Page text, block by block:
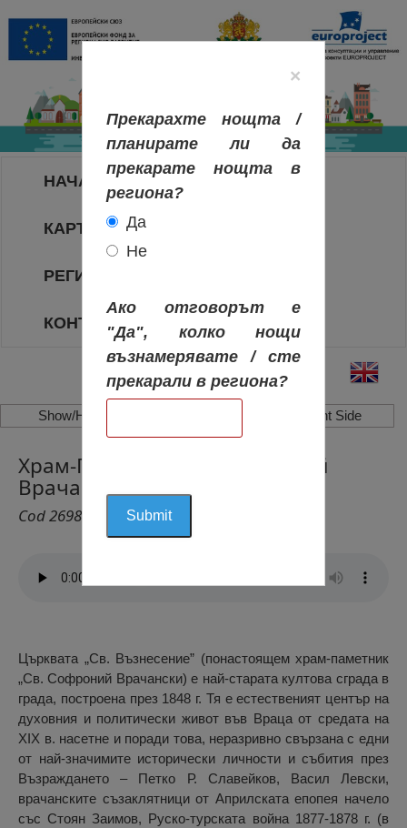
НАЧАЛО
КАРТА НА РЕГИОНИТЕ
РЕГИОНИ
КОНТАКТИ
Show/Hide Left Side Show/Hide Right Side
Храм-Паметник “Св. Софроний
Врачански”, Враца
Cod 2698
Църквата „Св. Възнесение” (понастоящем храм-паметник
„Св. Софроний Врачански) е най-старата култова сграда в
града, построена през 1848 г. Тя е естественият център на
духовния и политически живот във Враца от средата на
ХІХ в. насетне и поради това, неразривно свързана с едни
от най-значимите исторически личности и събития през
Възраждането – Петко Р. Славейков, Васил Левски,
врачанските съзаклятници от Априлската епопея начело
със Стоян Заимов, Руско-турската война 1877-1878 г. (в
×
Прекарахте нощта /
планирате ли да
прекарате нощта в
региона?
Да
Не
Ако отговорът е
"Да", колко нощи
възнамерявате / сте
прекарали в региона?